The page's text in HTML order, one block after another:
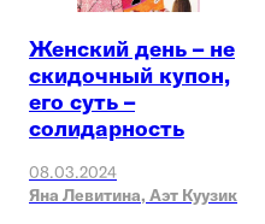
Женский день – не
скидочный купон,
его суть –
солидарность
08.03.2024
Яна Левитина, Аэт Куузик